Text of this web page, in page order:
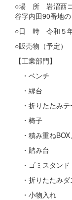
○場 所 岩沼西コ
谷字内田90番地の
○日 時 令和５年
○販売物（予定）
【工業部門】
・ベンチ
・縁台
・折りたたみテ
・椅子
・積み重ねBOX
・踏み台
・ゴミスタンド
・折りたたみダ
・小物入れ